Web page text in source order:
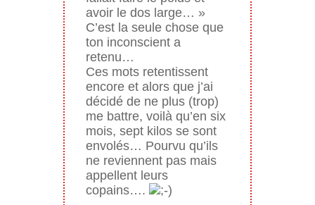
avoir le dos large… »
C’est la seule chose que
ton inconscient a
retenu…
Ces mots retentissent
encore et alors que j’ai
décidé de ne plus (trop)
me battre, voilà qu’en six
mois, sept kilos se sont
envolés… Pourvu qu’ils
ne reviennent pas mais
appellent leurs
copains….